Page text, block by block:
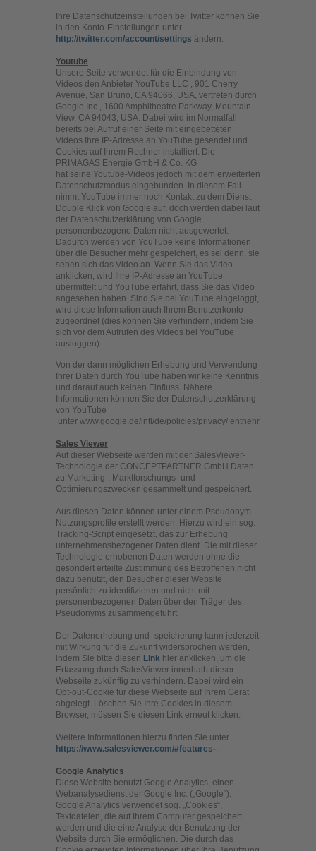
Ihre Datenschutzeinstellungen bei Twitter können Sie
in den Konto-Einstellungen unter
http://twitter.com/account/settings ändern.
Youtube
Unsere Seite verwendet für die Einbindung von
Videos den Anbieter YouTube LLC , 901 Cherry
Avenue, San Bruno, CA 94066, USA, vertreten durch
Google Inc., 1600 Amphitheatre Parkway, Mountain
View, CA 94043, USA. Dabei wird im Normalfall
bereits bei Aufruf einer Seite mit eingebetteten
Videos Ihre IP-Adresse an YouTube gesendet und
Cookies auf Ihrem Rechner installiert. Die
PRIMAGAS Energie GmbH & Co. KG
hat seine Youtube-Videos jedoch mit dem erweiterten
Datenschutzmodus eingebunden. In diesem Fall
nimmt YouTube immer noch Kontakt zu dem Dienst
Double Klick von Google auf, doch werden dabei laut
der Datenschutzerklärung von Google
personenbezogene Daten nicht ausgewertet.
Dadurch werden von YouTube keine Informationen
über die Besucher mehr gespeichert, es sei denn, sie
sehen sich das Video an. Wenn Sie das Video
anklicken, wird Ihre IP-Adresse an YouTube
übermittelt und YouTube erfährt, dass Sie das Video
angesehen haben. Sind Sie bei YouTube eingeloggt,
wird diese Information auch Ihrem Benutzerkonto
zugeordnet (dies können Sie verhindern, indem Sie
sich vor dem Aufrufen des Videos bei YouTube
ausloggen).
Von der dann möglichen Erhebung und Verwendung
Ihrer Daten durch YouTube haben wir keine Kenntnis
und darauf auch keinen Einfluss. Nähere
Informationen können Sie der Datenschutzerklärung
von YouTube
unter www.google.de/intl/de/policies/privacy/ entnehmen.
Sales Viewer
Auf dieser Webseite werden mit der SalesViewer-
Technologie der CONCEPTPARTNER GmbH Daten
zu Marketing-, Marktforschungs- und
Optimierungszwecken gesammelt und gespeichert.
Aus diesen Daten können unter einem Pseudonym
Nutzungsprofile erstellt werden. Hierzu wird ein sog.
Tracking-Script eingesetzt, das zur Erhebung
unternehmensbezogener Daten dient. Die mit dieser
Technologie erhobenen Daten werden ohne die
gesondert erteilte Zustimmung des Betroffenen nicht
dazu benutzt, den Besucher dieser Website
persönlich zu identifizieren und nicht mit
personenbezogenen Daten über den Träger des
Pseudonyms zusammengeführt.
Der Datenerhebung und -speicherung kann jederzeit
mit Wirkung für die Zukunft widersprochen werden,
indem Sie bitte diesen Link hier anklicken, um die
Erfassung durch SalesViewer innerhalb dieser
Webseite zukünftig zu verhindern. Dabei wird ein
Opt-out-Cookie für diese Webseite auf Ihrem Gerät
abgelegt. Löschen Sie Ihre Cookies in diesem
Browser, müssen Sie diesen Link erneut klicken.
Weitere Informationen hierzu finden Sie unter
https://www.salesviewer.com/#features-.
Google Analytics
Diese Website benutzt Google Analytics, einen
Webanalysedienst der Google Inc. („Google“).
Google Analytics verwendet sog. „Cookies“,
Textdateien, die auf Ihrem Computer gespeichert
werden und die eine Analyse der Benutzung der
Website durch Sie ermöglichen. Die durch das